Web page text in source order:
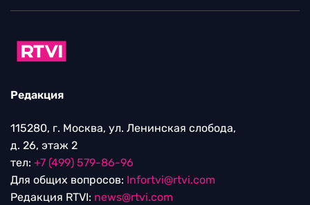
Редакция
115280, г. Москва, ул. Ленинская слобода,
д. 26, этаж 2
тел: +7 (499) 579-86-96
Для общих вопросов: Infortvi@rtvi.com
Редакция RTVI: news@rtvi.com